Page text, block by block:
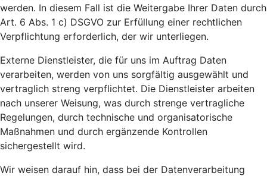
werden. In diesem Fall ist die Weitergabe Ihrer Daten durch
Art. 6 Abs. 1 c) DSGVO zur Erfüllung einer rechtlichen
Verpflichtung erforderlich, der wir unterliegen.
Externe Dienstleister, die für uns im Auftrag Daten
verarbeiten, werden von uns sorgfältig ausgewählt und
vertraglich streng verpflichtet. Die Dienstleister arbeiten
nach unserer Weisung, was durch strenge vertragliche
Regelungen, durch technische und organisatorische
Maßnahmen und durch ergänzende Kontrollen
sichergestellt wird.
Wir weisen darauf hin, dass bei der Datenverarbeitung